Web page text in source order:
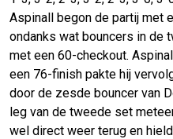
Aspinall begon de partij met
ondanks wat bouncers in de
met een 60-checkout.
een 76-finish pakte hij
door de zesde bouncer van
leg van de tweede set
wel direct weer terug en